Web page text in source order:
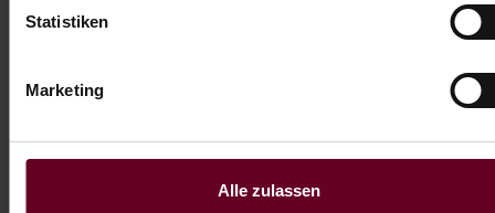
Statistiken
Marketing
Alle zulassen
_uetsid
relevantere